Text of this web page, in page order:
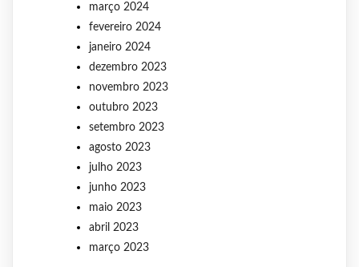
março 2024
fevereiro 2024
janeiro 2024
dezembro 2023
novembro 2023
outubro 2023
setembro 2023
agosto 2023
julho 2023
junho 2023
maio 2023
abril 2023
março 2023